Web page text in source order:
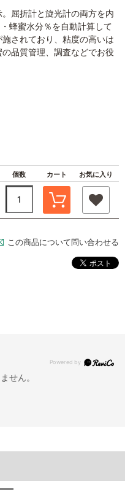
屈折計と旋光計の両方を内
蜂蜜水分％を自動計算して
されており、粘度の高いは
品質管理、調査などでお役
個数 カート お気に入り
この商品について問い合わせる
せん。